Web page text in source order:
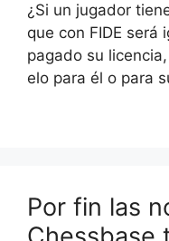
¿Si un jugador
que con FIDE será
pagado su
elo para él o para
Por fin las